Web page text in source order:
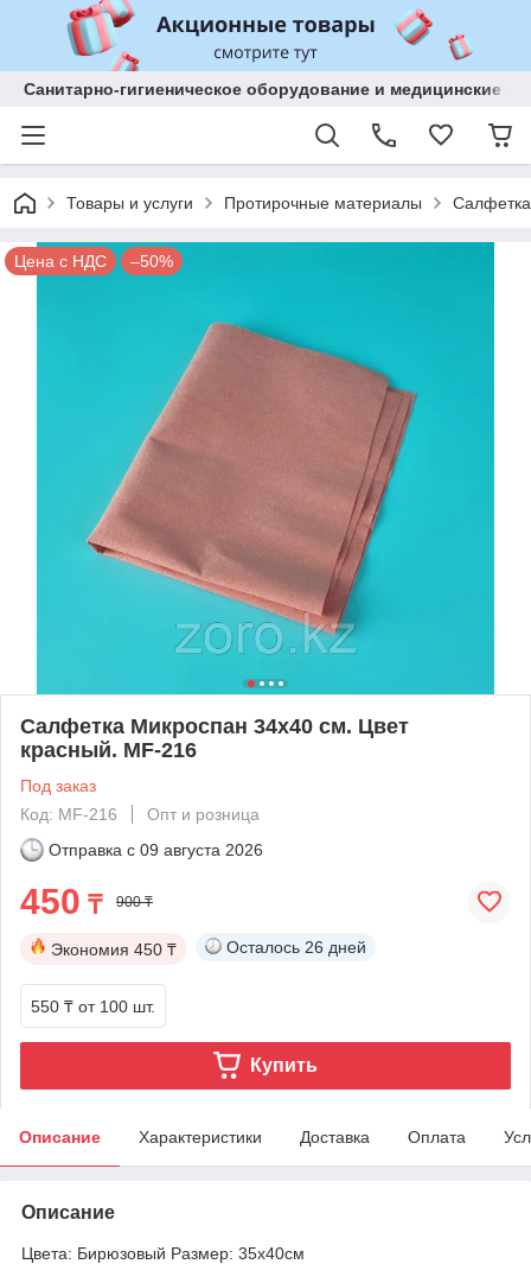
Санитарно-гигиеническое оборудование и медицинские
Товары и услуги Протирочные материалы
Цена с НДС –50%
Салфетка Микроспан 34х40 см. Цвет
красный. MF-216
Под заказ
Код: MF-216
Опт и розница
Отправка с 09 августа 2026
450 ₸ 900 ₸
Экономия 450 ₸ Осталось 26 дней
550 ₸ от 100 шт.
Купить
Описание Характеристики Доставка Оплата
Описание
Цвета: Бирюзовый Размер: 35х40см